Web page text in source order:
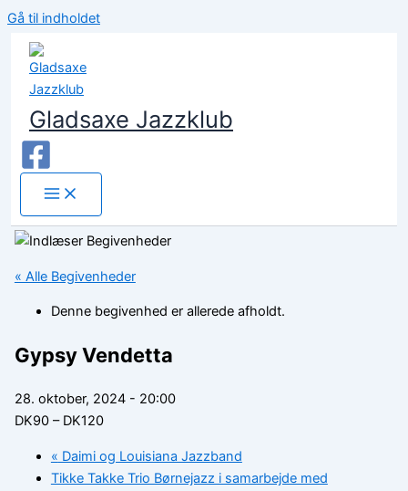
Gå til indholdet
Gladsaxe Jazzklub
« Alle Begivenheder
Denne begivenhed er allerede afholdt.
Gypsy Vendetta
28. oktober, 2024 - 20:00
DK90 – DK120
« Daimi og Louisiana Jazzband
Tikke Takke Trio Børnejazz i samarbejde med